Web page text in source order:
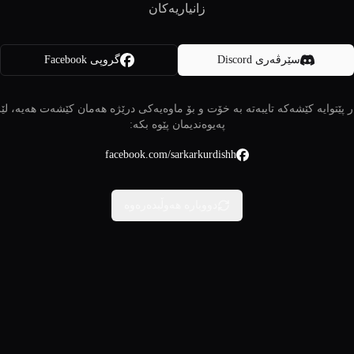
زانیاریەکان
سێرڤەری Discord گروپی Facebook
پێتوایە کێشەکە تایبەتە بە خۆت و بۆ ماوەیەکی درێژە هەمان کێشەت هەیە،
پەیوەندیمان پێوە بکە:
facebook.com/sarkarkurdishh